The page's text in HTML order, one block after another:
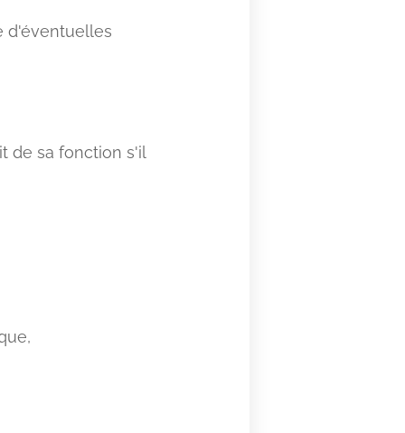
d'éventuelles
de sa fonction s'il